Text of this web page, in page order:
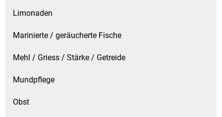
Limonaden
Marinierte / geräucherte Fische
Mehl / Griess / Stärke / Getreide
Mundpflege
Obst